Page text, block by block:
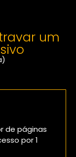
um
de páginas
por 1